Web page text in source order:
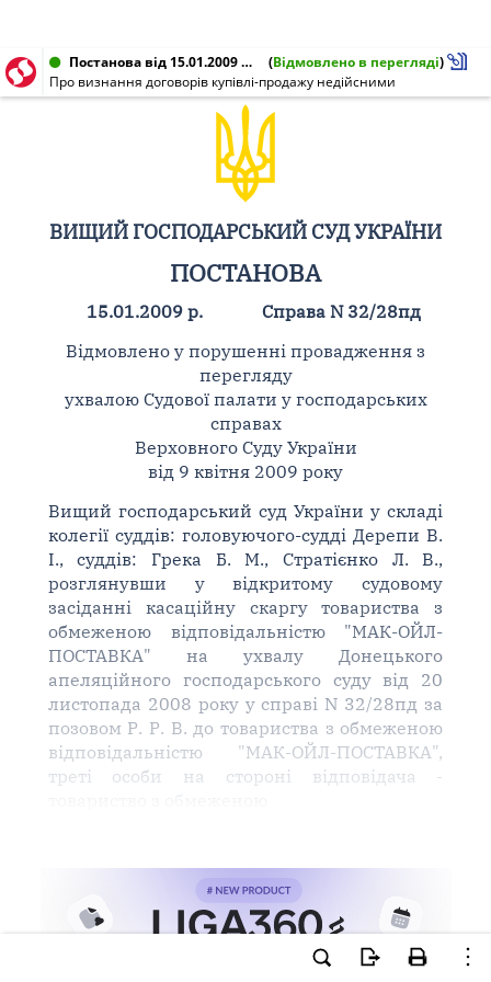
Постанова від 15.01.2009 № 32/28пд (Відмовлено в перегляді)
Про визнання договорів купівлі-продажу недійсними
ВИЩИЙ ГОСПОДАРСЬКИЙ СУД УКРАЇНИ
ПОСТАНОВА
15.01.2009 р.
Справа N 32/28пд
Відмовлено у порушенні провадження з
перегляду
ухвалою Судової палати у господарських
справах
Верховного Суду України
від 9 квітня 2009 року
Вищий господарський суд України у складі
колегії суддів: головуючого-судді Дерепи В.
І., суддів: Грека Б. М., Стратієнко Л. В.,
розглянувши у відкритому судовому
засіданні касаційну скаргу товариства з
обмеженою відповідальністю "МАК-ОЙЛ-
ПОСТАВКА" на ухвалу Донецького
апеляційного господарського суду від 20
листопада 2008 року у справі N 32/28пд за
позовом Р. Р. В. до товариства з обмеженою
відповідальністю "МАК-ОЙЛ-ПОСТАВКА",
треті особи на стороні відповідача -